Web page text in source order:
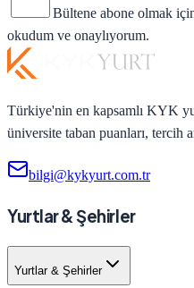
Bültene abone olmak
okudum ve onaylıyorum.
Türkiye'nin en kapsamlı KYK
üniversite taban puanları, tercih
bilgi@kykyurt.com.tr
Yurtlar & Şehirler
Yurtlar & Şehirler